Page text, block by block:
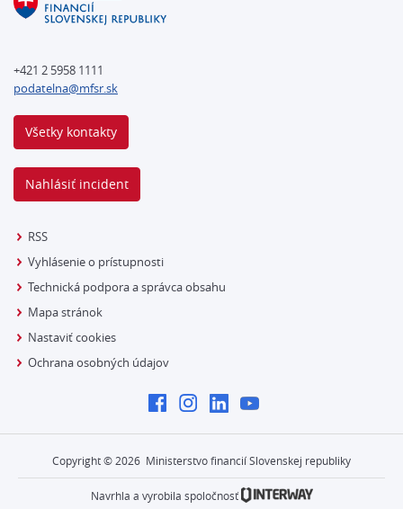
+421 2 5958 1111
podatelna@mfsr.sk
Všetky kontakty
Nahlásiť incident
RSS
Vyhlásenie o prístupnosti
Technická podpora a správca obsahu
Mapa stránok
Nastaviť cookies
Ochrana osobných údajov
Copyright © 2026 Ministerstvo financií Slovenskej republiky
Navrhla a vyrobila spoločnosť